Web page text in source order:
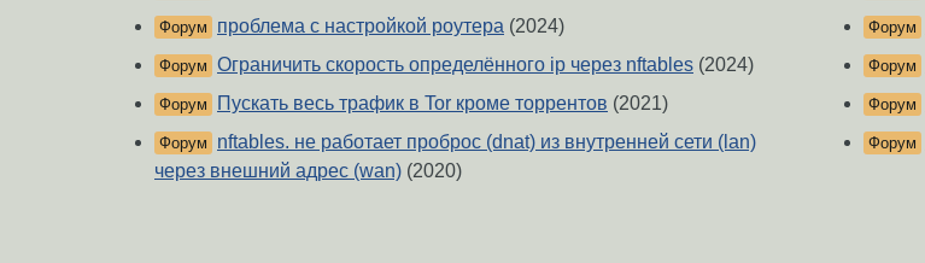
Форум проблема с настройкой роутера (2024)
Форум Ограничить скорость определённого ip через nftables (2024)
Форум Пускать весь трафик в Tor кроме торрентов (2021)
Форум
nftables. не работает проброс (dnat) из внутренней сети (lan)
через внешний адрес (wan) (2020)
Форум
Форум
Форум
Форум